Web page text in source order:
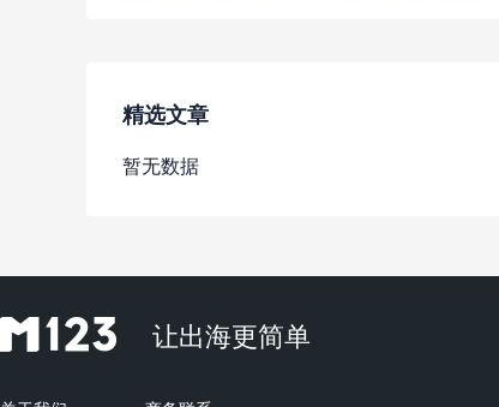
精选文章
暂无数据
让出海更简单